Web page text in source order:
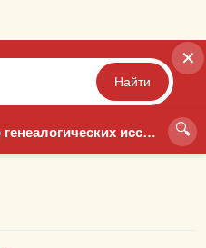
Каберник - Центр генеалогических исследований 🔍
✕
Найти
Неточный